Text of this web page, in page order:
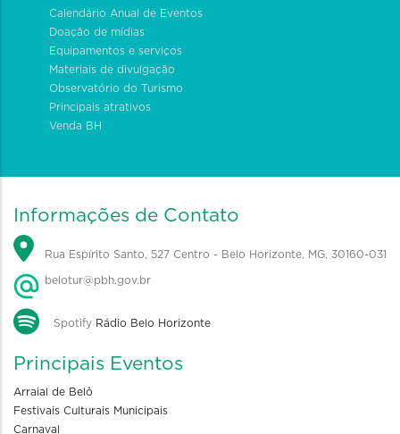
Calendário Anual de Eventos
Doação de mídias
Equipamentos e serviços
Materiais de divulgação
Observatório do Turismo
Principais atrativos
Venda BH
Informações de Contato
Rua Espírito Santo, 527 Centro - Belo Horizonte, MG, 30160-031
belotur@pbh.gov.br
Spotify Rádio Belo Horizonte
Principais Eventos
Arraial de Belô
Festivais Culturais Municipais
Carnaval